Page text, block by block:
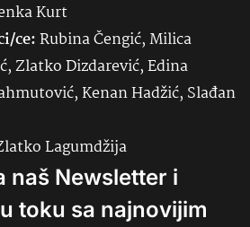
Kurt
ce:Rubina Čengić, Milica
Zlatko Dizdarević, Edina
Kenan Hadžić, Slađan
Lagumdžija
naš Newsletter i
toku sa najnovijim